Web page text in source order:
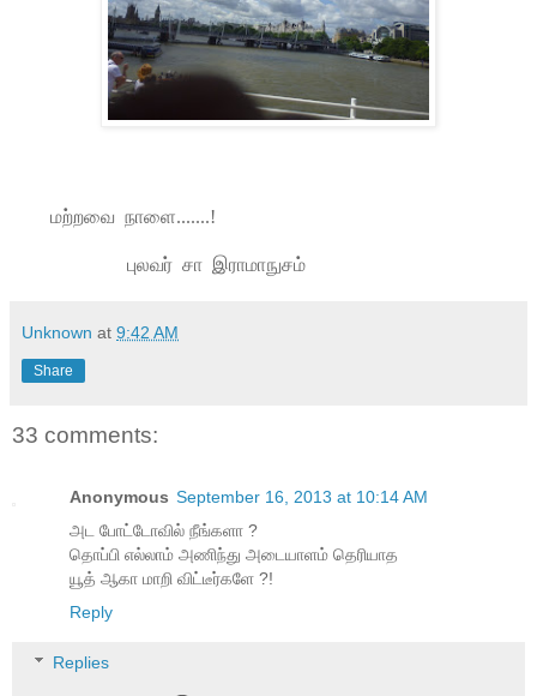
மற்றவை நாளை.......!
புலவர் சா இராமாநுசம்
Unknown at 9:42 AM
Share
33 comments:
Anonymous September 16, 2013 at 10:14 AM
அட போட்டோவில் நீங்களா ?
தொப்பி எல்லாம் அணிந்து அடையாளம் தெரியாத
யூத் ஆகா மாறி விட்டீர்களே ?!
Reply
Replies